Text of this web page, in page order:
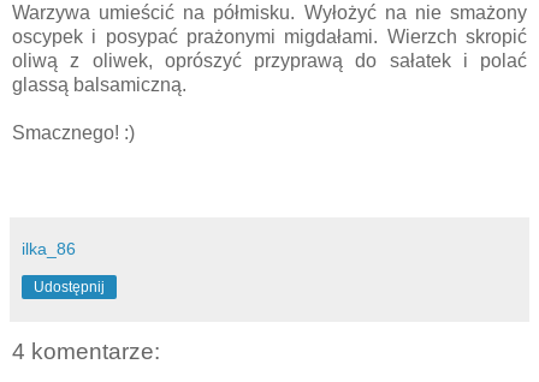
Warzywa umieścić na półmisku. Wyłożyć na nie smażony
oscypek i posypać prażonymi migdałami. Wierzch skropić
oliwą z oliwek, oprószyć przyprawą do sałatek i polać
glassą balsamiczną.
Smacznego! :)
ilka_86
Udostępnij
4 komentarze: